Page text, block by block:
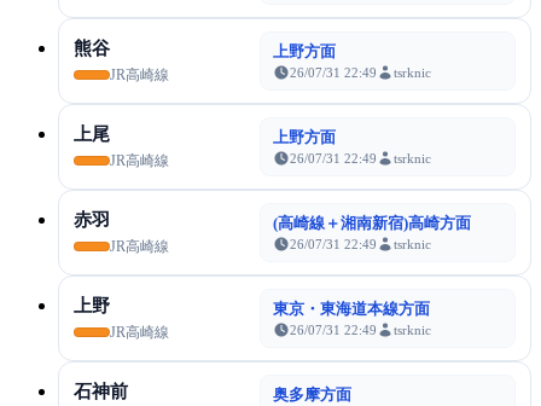
熊谷
JR高崎線
上野方面
26/07/31 22:49 tsrknic
上尾
JR高崎線
上野方面
26/07/31 22:49 tsrknic
赤羽
JR高崎線
(高崎線＋湘南新宿)高崎方面
26/07/31 22:49 tsrknic
上野
JR高崎線
東京・東海道本線方面
26/07/31 22:49 tsrknic
石神前 奥多摩方面